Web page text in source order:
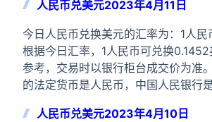
人民币兑美元2023年4月11日
今日人民币兑换美元的汇率为：1人
根据今日汇率，1人民币可兑换
参考，交易时以银行柜台成交价为准
的法定货币是人民币，中国人民银行
人民币兑美元2023年4月10日